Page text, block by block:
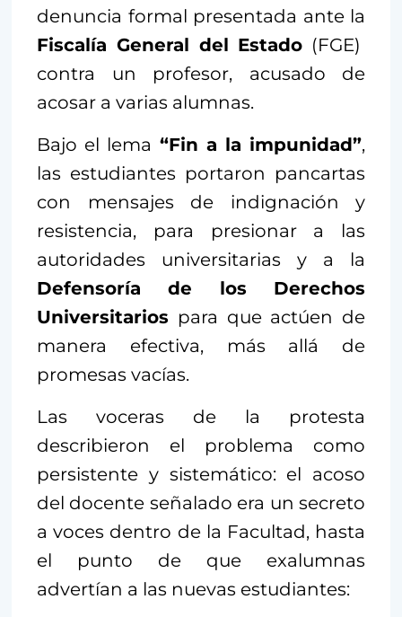
denuncia formal presentada ante la
Fiscalía General del Estado (FGE)
contra un profesor, acusado de
acosar a varias alumnas.
Bajo el lema “Fin a la impunidad”,
las estudiantes portaron pancartas
con mensajes de indignación y
resistencia, para presionar a las
autoridades universitarias y a la
Defensoría de los Derechos
Universitarios para que actúen de
manera efectiva, más allá de
promesas vacías.
Las voceras de la protesta
describieron el problema como
persistente y sistemático: el acoso
del docente señalado era un secreto
a voces dentro de la Facultad, hasta
el punto de que exalumnas
advertían a las nuevas estudiantes: